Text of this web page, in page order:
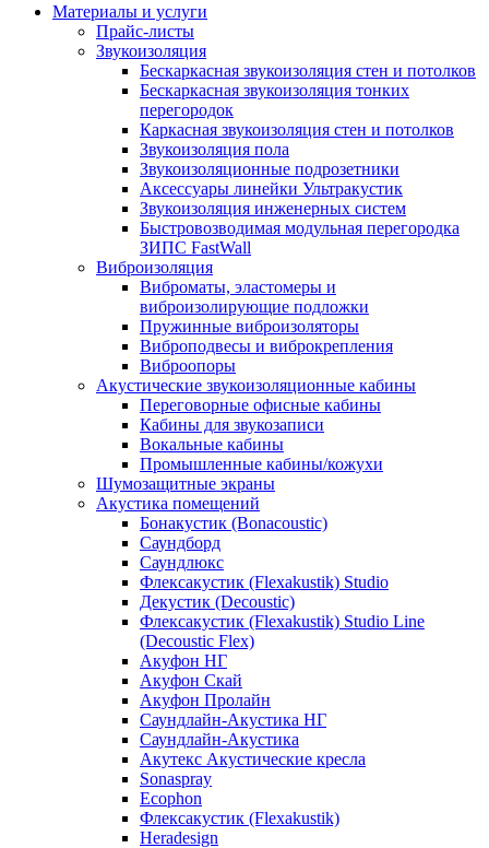
Материалы и услуги
Прайс-листы
Звукоизоляция
Бескаркасная звукоизоляция стен и потолков
Бескаркасная звукоизоляция тонких
перегородок
Каркасная звукоизоляция стен и потолков
Звукоизоляция пола
Звукоизоляционные подрозетники
Аксессуары линейки Ультракустик
Звукоизоляция инженерных систем
Быстровозводимая модульная перегородка
ЗИПС FastWall
Виброизоляция
Виброматы, эластомеры и
виброизолирующие подложки
Пружинные виброизоляторы
Виброподвесы и виброкрепления
Виброопоры
Акустические звукоизоляционные кабины
Переговорные офисные кабины
Кабины для звукозаписи
Вокальные кабины
Промышленные кабины/кожухи
Шумозащитные экраны
Акустика помещений
Бонакустик (Bonacoustic)
Саундборд
Саундлюкс
Флексакустик (Flexakustik) Studio
Декустик (Decoustic)
Флексакустик (Flexakustik) Studio Line
(Decoustic Flex)
Акуфон НГ
Акуфон Скай
Акуфон Пролайн
Саундлайн-Акустика НГ
Саундлайн-Акустика
Акутекс Акустические кресла
Sonaspray
Ecophon
Флексакустик (Flexakustik)
Heradesign